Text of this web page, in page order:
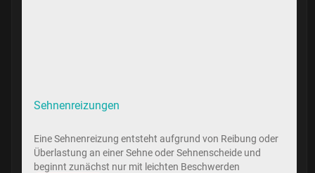
Sehnenreizungen
Eine Sehnenreizung entsteht aufgrund von Reibung oder
Überlastung an einer Sehne oder Sehnenscheide und
beginnt zunächst nur mit leichten Beschwerden